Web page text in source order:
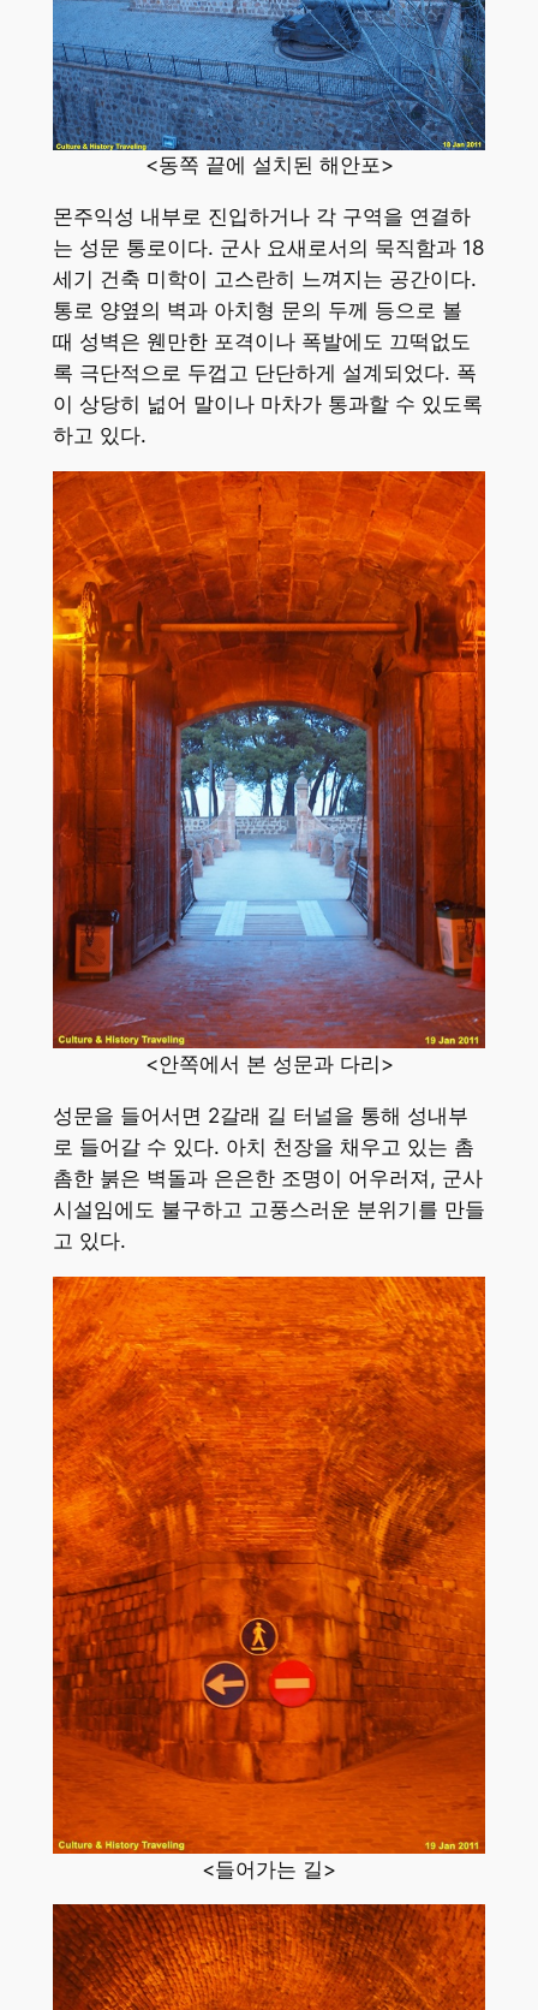
<동쪽 끝에 설치된 해안포>
몬주익성 내부로 진입하거나 각 구역을 연결하
는 성문 통로이다. 군사 요새로서의 묵직함과 18
세기 건축 미학이 고스란히 느껴지는 공간이다.
통로 양옆의 벽과 아치형 문의 두께 등으로 볼
때 성벽은 웬만한 포격이나 폭발에도 끄떡없도
록 극단적으로 두껍고 단단하게 설계되었다. 폭
이 상당히 넒어 말이나 마차가 통과할 수 있도록
하고 있다.
<안쪽에서 본 성문과 다리>
성문을 들어서면 2갈래 길 터널을 통해 성내부
로 들어갈 수 있다. 아치 천장을 채우고 있는 촘
촘한 붉은 벽돌과 은은한 조명이 어우러져, 군사
시설임에도 불구하고 고풍스러운 분위기를 만들
고 있다.
<들어가는 길>